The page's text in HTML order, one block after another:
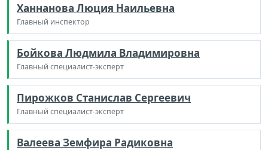
Ханнанова Люция Наильевна
Главный инспектор
Бойкова Людмила Владимировна
Главный специалист-эксперт
Пирожков Станислав Сергеевич
Главный специалист-эксперт
Валеева Земфира Радиковна